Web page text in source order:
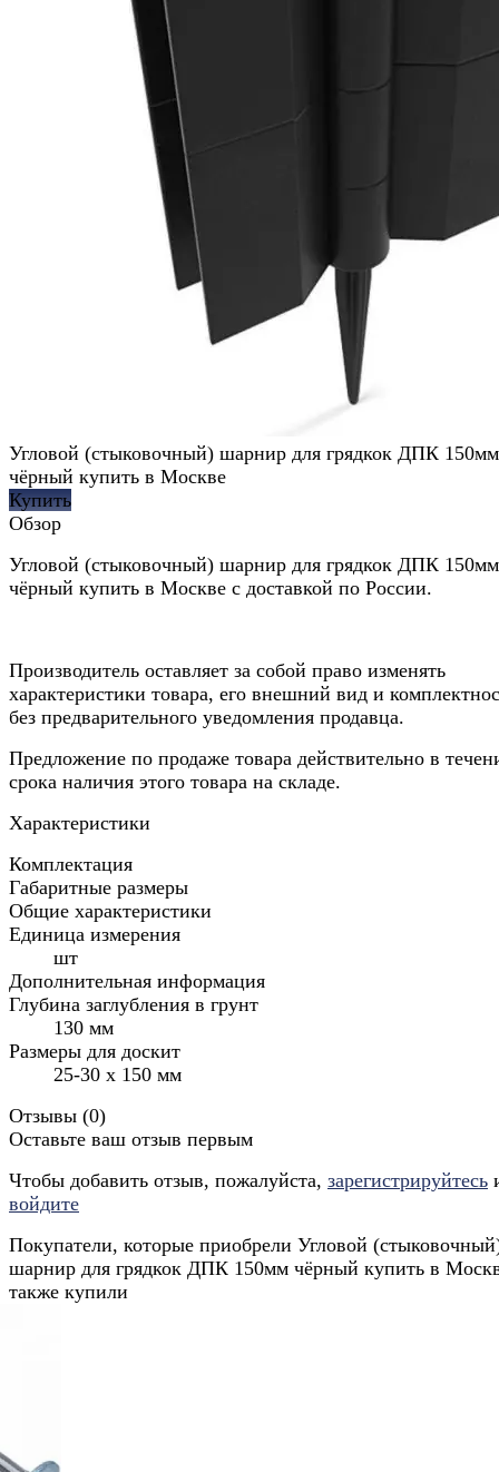
Угловой (стыковочный) шарнир для грядкок ДПК 150мм
чёрный купить в Москве
Купить
Обзор
Угловой (стыковочный) шарнир для грядкок ДПК 150мм
чёрный купить в Москве с доставкой по России.
Производитель оставляет за собой право изменять
характеристики товара, его внешний вид и
без предварительного уведомления продавца.
Предложение по продаже товара действительно в
срока наличия этого товара на складе.
Характеристики
Комплектация
Габаритные размеры
Общие характеристики
Единица измерения
шт
Дополнительная информация
Глубина заглубления в грунт
130 мм
Размеры для доскит
25-30 х 150 мм
Отзывы (0)
Оставьте ваш отзыв первым
Чтобы добавить отзыв, пожалуйста, зарегистрируйтесь
войдите
Покупатели, которые приобрели Угловой
шарнир для грядкок ДПК 150мм чёрный купить в
также купили